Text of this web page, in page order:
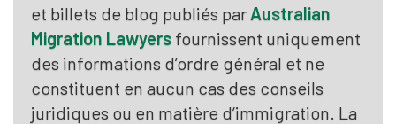
et billets de blog publiés par Australian
Migration Lawyers fournissent uniquement
des informations d’ordre général et ne
constituent en aucun cas des conseils
juridiques ou en matière d’immigration. La